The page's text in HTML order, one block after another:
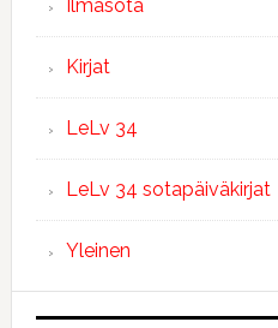
Ilmasota
Kirjat
LeLv 34
LeLv 34 sotapäiväkirjat
Yleinen